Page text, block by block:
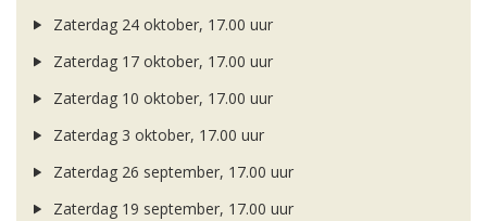
Zaterdag 24 oktober, 17.00 uur
Zaterdag 17 oktober, 17.00 uur
Zaterdag 10 oktober, 17.00 uur
Zaterdag 3 oktober, 17.00 uur
Zaterdag 26 september, 17.00 uur
Zaterdag 19 september, 17.00 uur